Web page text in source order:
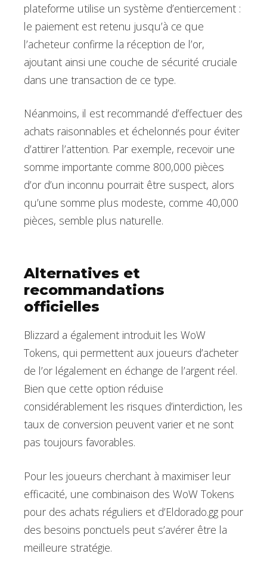
plateforme utilise un système d’entiercement :
le paiement est retenu jusqu’à ce que
l’acheteur confirme la réception de l’or,
ajoutant ainsi une couche de sécurité cruciale
dans une transaction de ce type.
Néanmoins, il est recommandé d’effectuer des
achats raisonnables et échelonnés pour éviter
d’attirer l’attention. Par exemple, recevoir une
somme importante comme 800,000 pièces
d’or d’un inconnu pourrait être suspect, alors
qu’une somme plus modeste, comme 40,000
pièces, semble plus naturelle.
Alternatives et
recommandations
officielles
Blizzard a également introduit les WoW
Tokens, qui permettent aux joueurs d’acheter
de l’or légalement en échange de l’argent réel.
Bien que cette option réduise
considérablement les risques d’interdiction, les
taux de conversion peuvent varier et ne sont
pas toujours favorables.
Pour les joueurs cherchant à maximiser leur
efficacité, une combinaison des WoW Tokens
pour des achats réguliers et d’Eldorado.gg pour
des besoins ponctuels peut s’avérer être la
meilleure stratégie.